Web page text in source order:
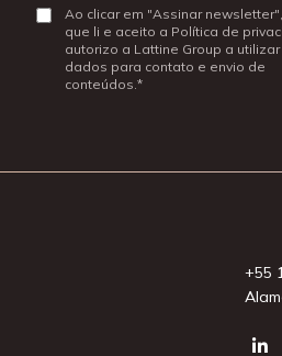
ConsentirAo clicar em "Assinar
que li e aceito a Política de
autorizo a Lattine Group a
dados para contato e envio de
conteúdos.
+55